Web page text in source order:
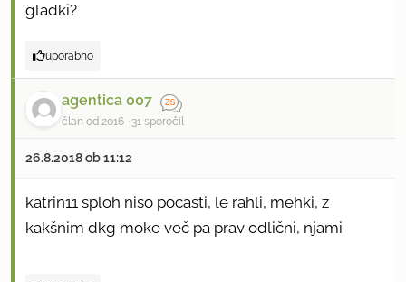
gladki?
uporabno
agentica 007
član od 2016 31 sporočil
26.8.2018 ob 11:12
katrin11 sploh niso pocasti, le rahli, mehki, z
kakšnim dkg moke več pa prav odlični, njami